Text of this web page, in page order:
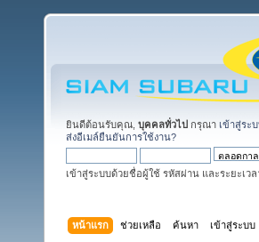
ยินดีต้อนรับคุณ, บุคคลทั่วไป กรุณา เข้าสู่ระ
ส่งอีเมล์ยืนยันการใช้งาน?
เข้าสู่ระบบด้วยชื่อผู้ใช้ รหัสผ่าน และระยะเว
หน้าแรก ช่วยเหลือ ค้นหา เข้าสู่ระบบ